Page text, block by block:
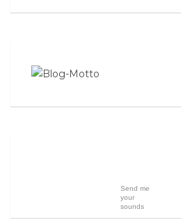
Send me
your
sounds